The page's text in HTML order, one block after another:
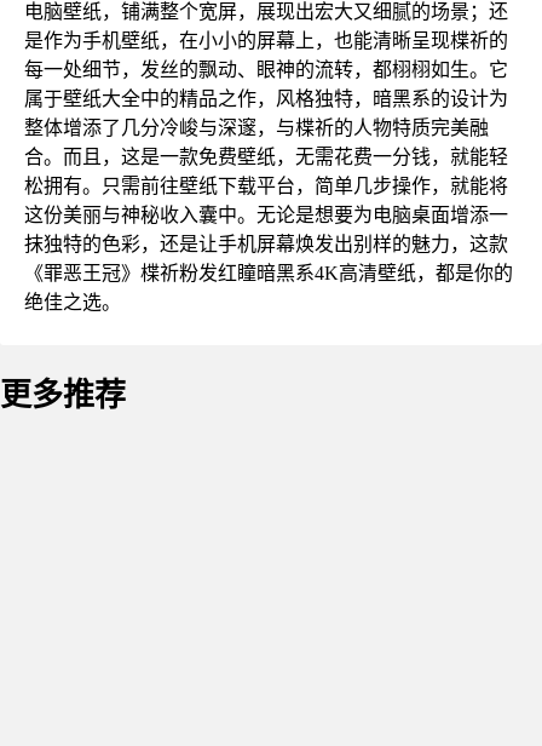
电脑壁纸，铺满整个宽屏，展现出宏大又细腻的场景；还
是作为手机壁纸，在小小的屏幕上，也能清晰呈现楪祈的
每一处细节，发丝的飘动、眼神的流转，都栩栩如生。它
属于壁纸大全中的精品之作，风格独特，暗黑系的设计为
整体增添了几分冷峻与深邃，与楪祈的人物特质完美融
合。而且，这是一款免费壁纸，无需花费一分钱，就能轻
松拥有。只需前往壁纸下载平台，简单几步操作，就能将
这份美丽与神秘收入囊中。无论是想要为电脑桌面增添一
抹独特的色彩，还是让手机屏幕焕发出别样的魅力，这款
《罪恶王冠》楪祈粉发红瞳暗黑系4K高清壁纸，都是你的
绝佳之选。
更多推荐